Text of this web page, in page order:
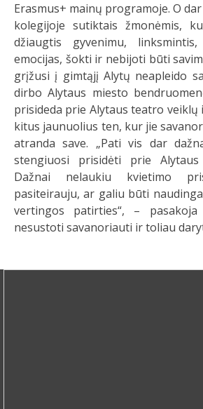
Erasmus+ mainų programoje. O
kolegijoje sutiktais žmonėmis,
džiaugtis gyvenimu,
emocijas, šokti ir nebijoti būti
grįžusi į gimtąjį Alytų neapleido
dirbo Alytaus miesto
prisideda prie Alytaus teatro
kitus jaunuolius ten, kur jie
atranda save. „Pati vis dar
stengiuosi prisidėti prie
Dažnai nelaukiu kvietimo
pasiteirauju, ar galiu būti
vertingos patirties“, – pasakoja
nesustoti savanoriauti ir toliau